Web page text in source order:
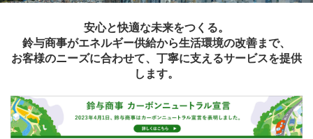
安心と快適な未来をつくる。
鈴与商事がエネルギー供給から生活環境の改善まで、
お客様のニーズに合わせて、丁寧に支えるサービスを提供
します。